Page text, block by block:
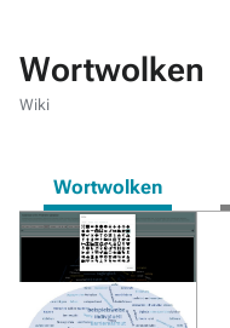
Wortwolken
Wiki
Wortwolken